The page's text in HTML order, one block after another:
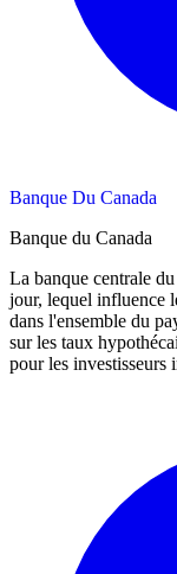
Banque Du Canada
Banque du Canada
La banque centrale
jour, lequel influence
dans l'ensemble du
sur les taux
pour les investisseurs